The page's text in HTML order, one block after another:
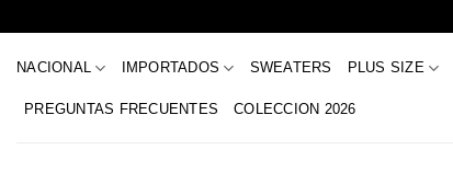
al
contenido
NACIONAL IMPORTADOS SWEATERS PLUS SIZE
PREGUNTAS FRECUENTES COLECCION 2026